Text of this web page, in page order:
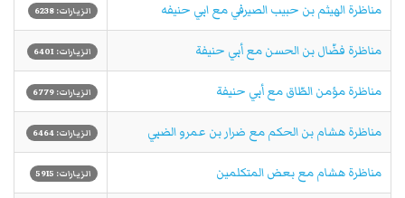
مناظرة الهيثم بن حبيب الصيرفي مع ابي حنيفه الزيارات: 6238
مناظرة فضّال بن الحسن مع أبي حنيفة الزيارات: 6401
مناظرة مؤمن الطّاق مع أبي حنيفة الزيارات: 6779
مناظرة هشام بن الحكم مع ضرار بن عمرو الضبي الزيارات: 6464
مناظرة هشام مع بعض المتكلمين الزيارات: 5915